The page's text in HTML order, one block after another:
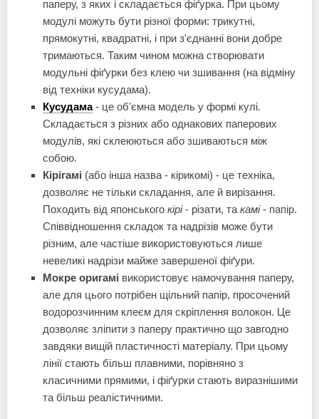
паперу, з яких і складається фіґурка. При цьому
модулі можуть бути різної форми: трикутні,
прямокутні, квадратні, і при з'єднанні вони добре
тримаються. Таким чином можна створювати
модульні фіґурки без клею чи зшивання (на відміну
від техніки кусудама).
Кусудама- це об'ємна модель у формі кулі.
Складається з різних або однакових паперових
модулів, які склеюються або зшиваються між
собою.
Кірігамі (або інша назва - кірикомі) - це техніка,
дозволяє не тільки складання, але й вирізання.
Походить від японського кірі- різати, та камі- папір.
Співвідношення складок та надрізів може бути
різним, але частіше використовуються лише
невеликі надрізи майже завершеної фіґури.
Мокре оригамі використовує намочування паперу,
але для цього потрібен щільний папір, просочений
водорозчинним клеєм для скріплення волокон. Це
дозволяє зліпити з паперу практично що завгодно
завдяки вищій пластичності матеріалу. При цьому
лінії стають більш плавними, порівняно з
класичними прямими, і фіґурки стають виразнішими
та більш реалістичними.